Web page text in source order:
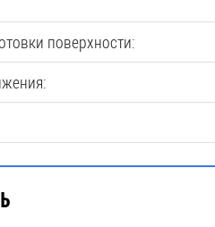
поверхности: